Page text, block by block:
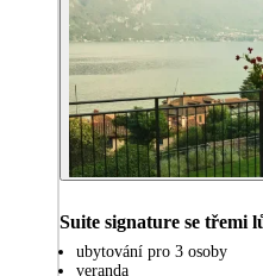
Suite signature se třemi
ubytování pro 3 osoby
veranda